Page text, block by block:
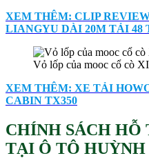
XEM THÊM: CLIP
LIANGYU DÀI 20M TẢI 48
Vỏ lốp của mooc cổ cò
XEM THÊM: XE TẢI
CABIN TX350
CHÍNH SÁCH HỖ
TẠI Ô TÔ